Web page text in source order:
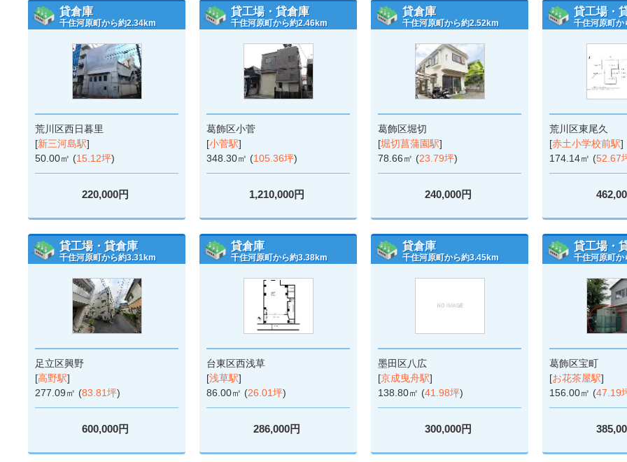
貸倉庫
千住河原町から約2.34km
荒川区西日暮里
[新三河島駅]
50.00㎡ (15.12坪)
220,000円
貸工場・貸倉庫
千住河原町から約2.46km
葛飾区小菅
[小菅駅]
348.30㎡ (105.36坪)
1,210,000円
貸倉庫
千住河原町から約2.52km
葛飾区堀切
[堀切菖蒲園駅]
78.66㎡ (23.79坪)
240,000円
貸工場・
千住河原町
荒川区東尾久
[赤土小学校前駅]
174.14㎡ (52.67
貸工場・貸倉庫
千住河原町から約3.31km
足立区興野
[高野駅]
277.09㎡ (83.81坪)
600,000円
貸倉庫
千住河原町から約3.38km
台東区西浅草
[浅草駅]
86.00㎡ (26.01坪)
286,000円
貸倉庫
千住河原町から約3.45km
墨田区八広
[京成曳舟駅]
138.80㎡ (41.98坪)
300,000円
貸工場・
千住河原町
葛飾区宝町
[お花茶屋駅]
156.00㎡ (47.19